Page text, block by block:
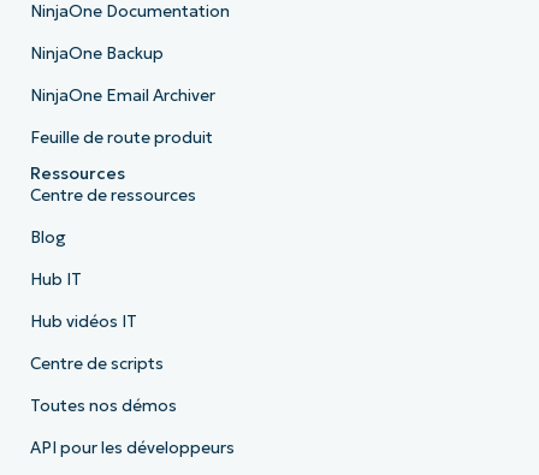
NinjaOne Documentation
NinjaOne Backup
NinjaOne Email Archiver
Feuille de route produit
Ressources
Centre de ressources
Blog
Hub IT
Hub vidéos IT
Centre de scripts
Toutes nos démos
API pour les développeurs